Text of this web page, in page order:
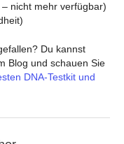
nicht mehr verfügbar)
Du kannst
Blog und schauen Sie
DNA-Testkit und